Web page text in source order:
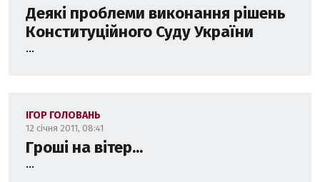
Деякі проблеми виконання рішень
Конституційного Суду України
...
ІГОР ГОЛОВАНЬ
12 січня 2011, 08:41
Гроші на вітер...
...